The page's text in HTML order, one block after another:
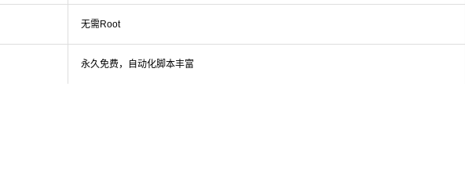
无需Root
永久免费，自动化脚本丰富